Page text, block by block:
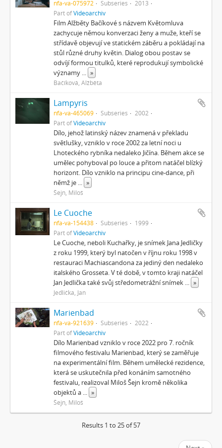
nfa-va-075972 Subseries
2013
Part ofVideoarchiv
Film Alžběty Bačíkové s názvem Květomluva
zachycuje němou konverzaci ženy a muže, kteří se
střídavě objevují ve statickém záběru a pokládají na
stůl různé druhy květin. Dialog obou postav se
odvíjí formou titulků, které reprodukují symbolické
významy ... »
Bačíková, Alžběta
Lampyris
nfa-va-465069 Subseries
2002
Part ofVideoarchiv
Dílo, jehož latinský název znamená v překladu
světlušky, vzniklo v roce 2002 za letní noci u
Lhoteckého rybníka nedaleko Jičína. Během akce se
umělec pohyboval po louce a přitom natáčel blízký
horizont. Dílo vzniklo na principu cine-dance, při
němž je ... »
Šejn, Miloš
Le Cuoche
nfa-va-154438 Subseries
1999
Part ofVideoarchiv
Le Cuoche, neboli Kuchařky, je snímek Jana Jedličky
z roku 1999, který byl natočen v říjnu roku 1998 v
restauraci Machiascandona za jediný den nedaleko
italského Grosseta. V té době, v tomto kraji natáčel
Jan Jedlička také svůj středometrážní snímek ... »
Jedlička, Jan
Marienbad
nfa-va-921639 Subseries
2022
Part ofVideoarchiv
Dílo Marienbad vzniklo v roce 2022 pro 7. ročník
filmového festivalu Marienbad, který se zaměřuje
na experimentální film. Během umělecké rezidence,
která se uskutečnila před konáním samotného
festivalu, realizoval Miloš Šejn kromě několika
objektů a ... »
Šejn, Miloš
Results 1 to 25 of 57